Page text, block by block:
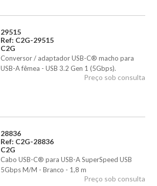
29515
Ref: C2G-29515
C2G
Conversor / adaptador USB-C® macho para
USB-A fêmea - USB 3.2 Gen 1 (5Gbps).
Preço sob consulta
28836
Ref: C2G-28836
C2G
Cabo USB-C® para USB-A SuperSpeed USB
5Gbps M/M - Branco - 1,8 m
Preço sob consulta